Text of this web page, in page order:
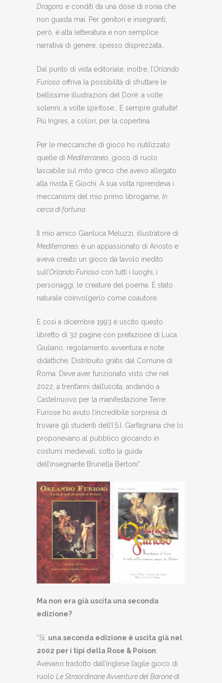
Dragons e conditi da una dose di ironia che
non guasta mai. Per genitori e insegnanti,
però, è alta letteratura e non semplice
narrativa di genere, spesso disprezzata…
Dal punto di vista editoriale, inoltre, l’Orlando
Furioso offriva la possibilità di sfruttare le
bellissime illustrazioni del Doré: a volte
solenni, a volte spiritose… E sempre gratuite!
Più Ingres, a colori, per la copertina.
Per le meccaniche di gioco ho riutilizzato
quelle di Mediterraneo, gioco di ruolo
tascabile sul mito greco che avevo allegato
alla rivista E Giochi. A sua volta riprendeva i
meccanismi del mio primo librogame, In
cerca di fortuna.
Il mio amico Gianluca Meluzzi, illustratore di
Mediterraneo, è un appassionato di Ariosto e
aveva creato un gioco da tavolo inedito
sull’Orlando Furioso con tutti i luoghi, i
personaggi, le creature del poema. È stato
naturale coinvolgerlo come coautore.
E così a dicembre 1993 è uscito questo
libretto di 32 pagine con prefazione di Luca
Giuliano, regolamento, avventura e note
didattiche. Distribuito gratis dal Comune di
Roma. Deve aver funzionato visto che nel
2022, a trent’anni dall’uscita, andando a
Castelnuovo per la manifestazione Terre
Furiose ho avuto l’incredibile sorpresa di
trovare gli studenti dell’I.S.I. Garfagnana che lo
proponevano al pubblico giocando in
costumi medievali, sotto la guida
dell’insegnante Brunella Bertoni”.
Ma non era già uscita una seconda
edizione?
“Sì, una seconda edizione è uscita già nel
2002 per i tipi della Rose & Poison.
Avevano tradotto dall’inglese l’agile gioco di
ruolo Le Straordinarie Avventure del Barone di